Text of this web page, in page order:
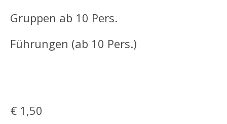
Gruppen ab 10 Pers.
Führungen (ab 10 Pers.)
€ 1,50